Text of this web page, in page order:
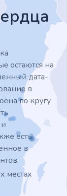
остаются на
дата-
в
по кругу
есть
в
местах